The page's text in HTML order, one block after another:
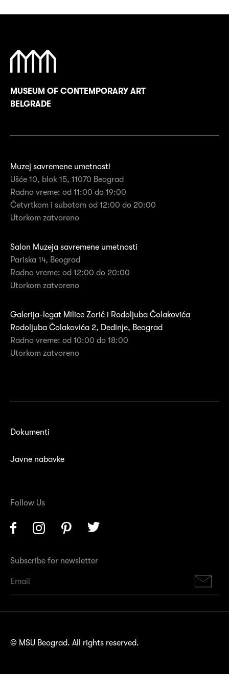
MUSEUM OF CONTEMPORARY ART
BELGRADE
Muzej savremene umetnosti
Ušće 10, blok 15, 11070 Beograd
Radno vreme: od 11:00 do 19:00
Četvrtkom i subotom od 12:00 do 20:00
Utorkom zatvoreno
Salon Muzeja savremene umetnosti
Pariska 14, Beograd
Radno vreme: od 12:00 do 20:00
Utorkom zatvoreno
Galerija-legat Milice Zorić i Rodoljuba Čolakovića
Rodoljuba Čolakovića 2, Dedinje, Beograd
Radno vreme: od 10:00 do 18:00
Utorkom zatvoreno
Dokumenti
Javne nabavke
Follow Us
Facebook InstagramPinterest
Subscribe for newsletter
© MSU Beograd. All rights reserved.